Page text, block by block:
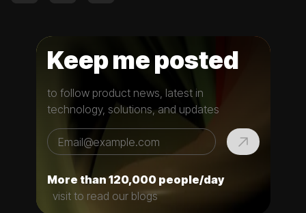
Keep me posted
to follow product news, latest in
technology, solutions, and updates
More than 120,000 people/day
visit to read our blogs